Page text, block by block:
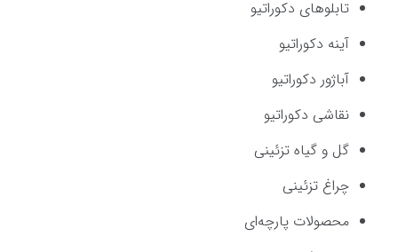
تابلوهای دکوراتیو
آینه دکوراتیو
آباژور دکوراتیو
نقاشی دکوراتیو
گل و گیاه تزئینی
چراغ تزئینی
محصولات پارچه‌ای